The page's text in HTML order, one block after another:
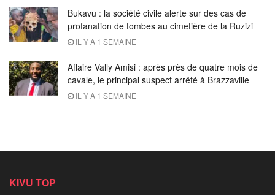
Bukavu : la société civile alerte sur des cas de
profanation de tombes au cimetière de la Ruzizi
IL Y A 1 SEMAINE
Affaire Vally Amisi : après près de quatre mois de
cavale, le principal suspect arrêté à Brazzaville
IL Y A 1 SEMAINE
KIVU TOP